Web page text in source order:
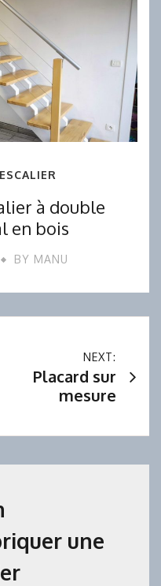
à double
en bois
BY MANU
NEXT:
Placard sur
mesure
une